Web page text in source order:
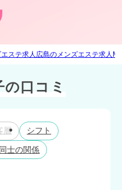
ステ求人 広島のメンズエステ求人
口コミ
層 シフト
士の関係